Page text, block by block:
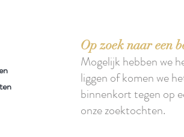
Op zoek naar een
Mogelijk hebben we
liggen of komen we
binnenkort tegen op
onze zoektochten.